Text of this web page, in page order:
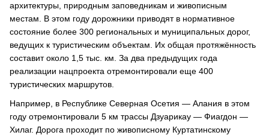
архитектуры, природным заповедникам и живописным
местам. В этом году дорожники приводят в нормативное
состояние более 300 региональных и муниципальных дорог,
ведущих к туристическим объектам. Их общая протяжённость
составит около 1,5 тыс. км. За два предыдущих года
реализации нацпроекта отремонтировали еще 400
туристических маршрутов.
Например, в Республике Северная Осетия — Алания в этом
году отремонтировали 5 км трассы Дзуарикау — Фиагдон —
Хилаг. Дорога проходит по живописному Куртатинскому